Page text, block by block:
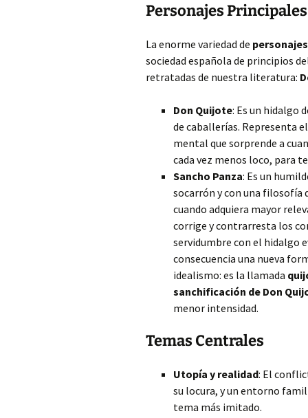
Personajes Principales
La enorme variedad de personajes
sociedad española de principios
retratadas de nuestra literatura:
Don Quijote: Es un hidalgo
de caballerías. Representa
mental que sorprende a
cada vez menos loco, para
Sancho Panza: Es un
socarrón y con una filosofía
cuando adquiera mayor
corrige y contrarresta los
servidumbre con el hidalgo
consecuencia una nueva
idealismo: es la llamada
sanchificación de Don
menor intensidad.
Temas Centrales
Utopía y realidad: El
su locura, y un entorno
tema más imitado.